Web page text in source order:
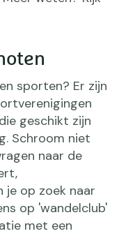
sporten? Er zijn
geschikt zijn
Schroom niet
naar de
je op zoek naar
op 'wandelclub'
met een